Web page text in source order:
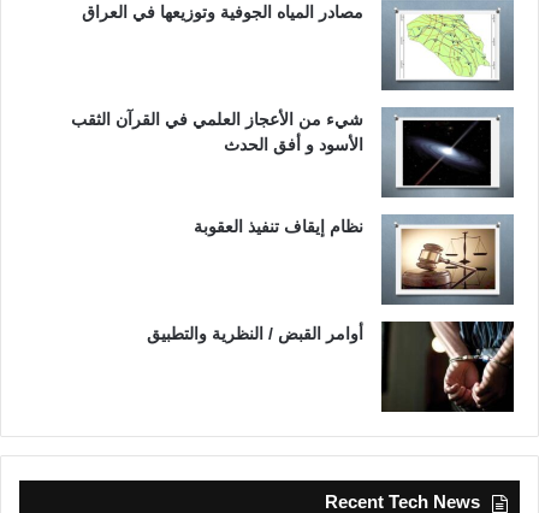
مصادر المياه الجوفية وتوزيعها في العراق
شيء من الأعجاز العلمي في القرآن الثقب
الأسود و أفق الحدث
نظام إيقاف تنفيذ العقوبة
أوامر القبض / النظرية والتطبيق
Recent Tech News